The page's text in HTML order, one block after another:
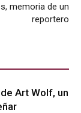
memoria de un
reportero
Art Wolf, un